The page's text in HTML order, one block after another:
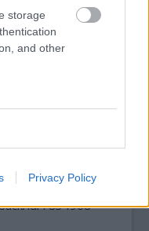
storage
and other
Privacy Policy
HANEM
id/7834968